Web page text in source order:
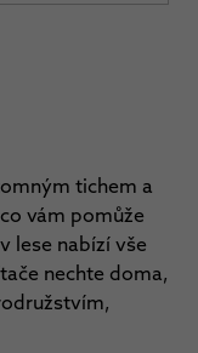
tichem a
vám pomůže
lese nabízí vše
nechte doma,